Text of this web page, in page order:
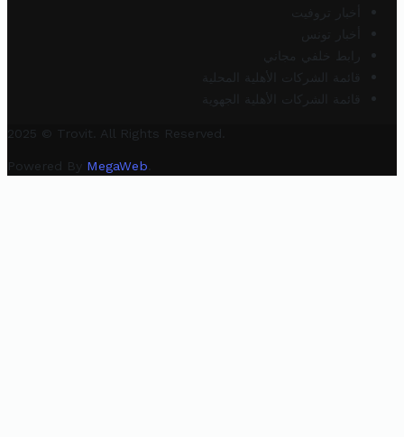
أخبار تروفيت
أخبار تونس
رابط خلفي مجاني
قائمة الشركات الأهلية المحلية
قائمة الشركات الأهلية الجهوية
2025 © Trovit. All Rights Reserved.
Powered By MegaWeb